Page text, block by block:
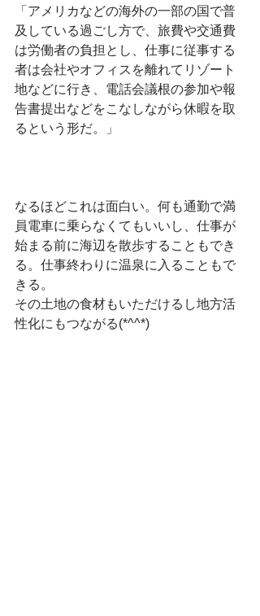
「アメリカなどの海外の一部の国で普
及している過ごし方で、旅費や交通費
は労働者の負担とし、仕事に従事する
者は会社やオフィスを離れてリゾート
地などに行き、電話会議根の参加や報
告書提出などをこなしながら休暇を取
るという形だ。」
なるほどこれは面白い。何も通勤で満
員電車に乗らなくてもいいし、仕事が
始まる前に海辺を散歩することもでき
る。仕事終わりに温泉に入ることもで
きる。
その土地の食材もいただけるし地方活
性化にもつながる(*^^*)